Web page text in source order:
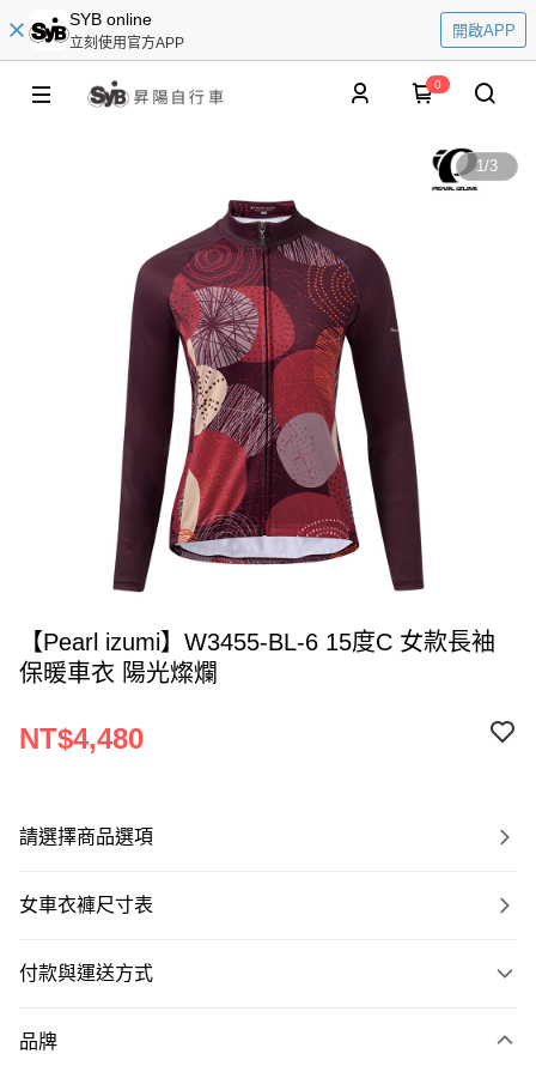
SYB online
立刻使用官方APP
開啟APP
0
1/3
【Pearl izumi】W3455-BL-6 15度C 女款長袖
保暖車衣 陽光燦爛
NT$4,480
請選擇商品選項
女車衣褲尺寸表
付款與運送方式
信用卡一次付款
品牌